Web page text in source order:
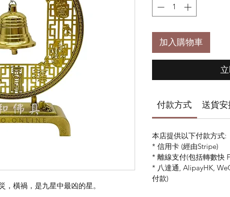
橫禍，是九星中最凶的星。
加入購物車
付款方式 送貨
本店提供以下付款方式:
* 信用卡 (經由Stripe)
* 離線支付(包括轉數快
* 八達通, AlipayHK,
付款)